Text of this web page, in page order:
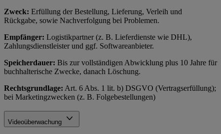
Zweck: Erfüllung der Bestellung, Lieferung, Verleih und
Rückgabe, sowie Nachverfolgung bei Problemen.
Empfänger: Logistikpartner (z. B. Lieferdienste wie DHL),
Zahlungsdienstleister und ggf. Softwareanbieter.
Speicherdauer: Bis zur vollständigen Abwicklung plus 10 Jahre für
buchhalterische Zwecke, danach Löschung.
Rechtsgrundlage: Art. 6 Abs. 1 lit. b) DSGVO (Vertragserfüllung);
bei Marketingzwecken (z. B. Folgebestellungen)
Videoüberwachung